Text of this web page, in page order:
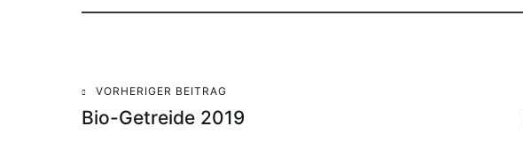
Beitragsnavigation
VORHERIGER BEITRAG
Bio-Getreide 2019